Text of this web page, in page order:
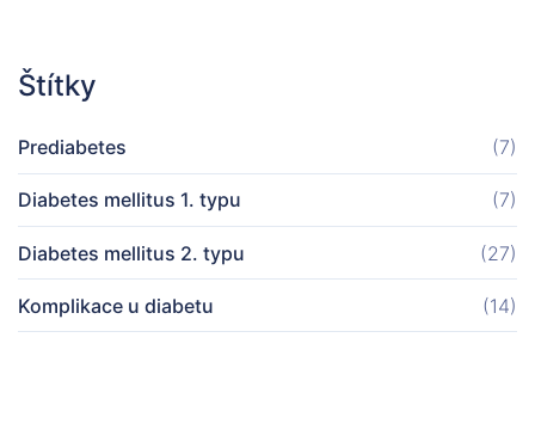
Štítky
Prediabetes (7)
Diabetes mellitus 1. typu (7)
Diabetes mellitus 2. typu (27)
Komplikace u diabetu (14)